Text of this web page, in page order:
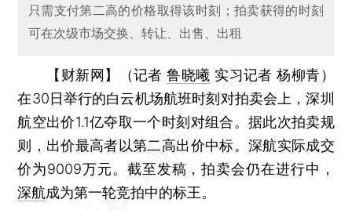
只需支付第二高的价格取得该时刻；拍卖获得的时刻
可在次级市场交换、转让、出售、出租
【财新网】（记者鲁晓曦 实习记者 杨柳青）
在30日举行的白云机场航班时刻对拍卖会上，深圳
航空出价1.1亿夺取一个时刻对组合。据此次拍卖规
则，出价最高者以第二高出价中标。深航实际成交
价为9009万元。截至发稿，拍卖会仍在进行中，
深航成为第一轮竞拍中的标王。